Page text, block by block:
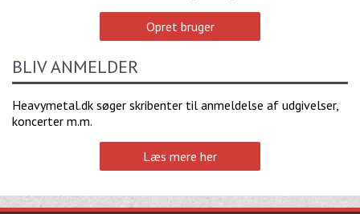
Opret bruger
BLIV ANMELDER
Heavymetal.dk søger skribenter til anmeldelse af udgivelser,
koncerter m.m.
Læs mere her